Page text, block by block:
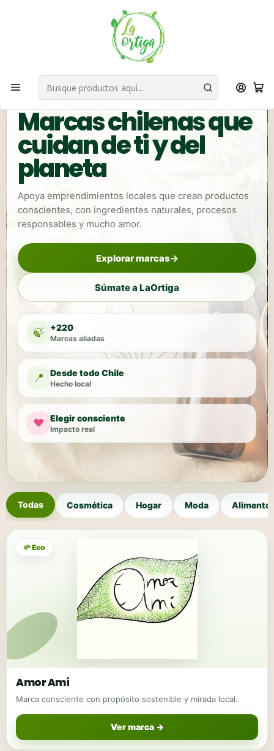
Bienvenid@s a quienes quieren un planeta más verde...
Nuestra Misión
Inicio Marcas
🌿 EMPRENDEDORES CON PROPÓSITO
Marcas chilenas que
cuidan de ti y del
planeta
Apoya emprendimientos locales que crean productos
conscientes, con ingredientes naturales, procesos
responsables y mucho amor.
Explorar marcas→
Súmate a LaOrtiga
🍃 +220
Marcas aliadas
📍 Desde todo Chile
Hecho local
♥ Elegir consciente
Impacto real
Todas Cosmética Hogar Moda
🌱 Eco
Amor Amí
Marca consciente con propósito sostenible y mirada local.
Ver marca →